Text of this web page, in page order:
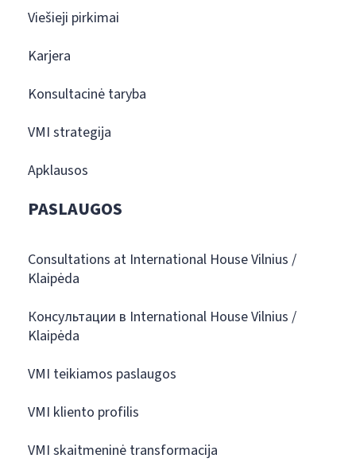
Viešieji pirkimai
Karjera
Konsultacinė taryba
VMI strategija
Apklausos
PASLAUGOS
Consultations at International House Vilnius /
Klaipėda
Консультации в International House Vilnius /
Klaipėda
VMI teikiamos paslaugos
VMI kliento profilis
VMI skaitmeninė transformacija